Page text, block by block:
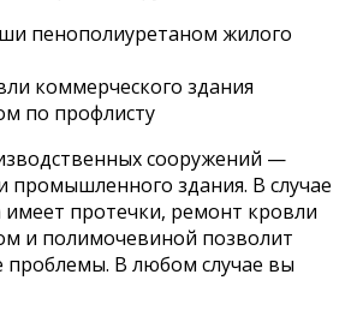
сооружений —
промышленного здания. В случае
протечки, ремонт кровли
и полимочевиной позволит
проблемы. В любом случае вы